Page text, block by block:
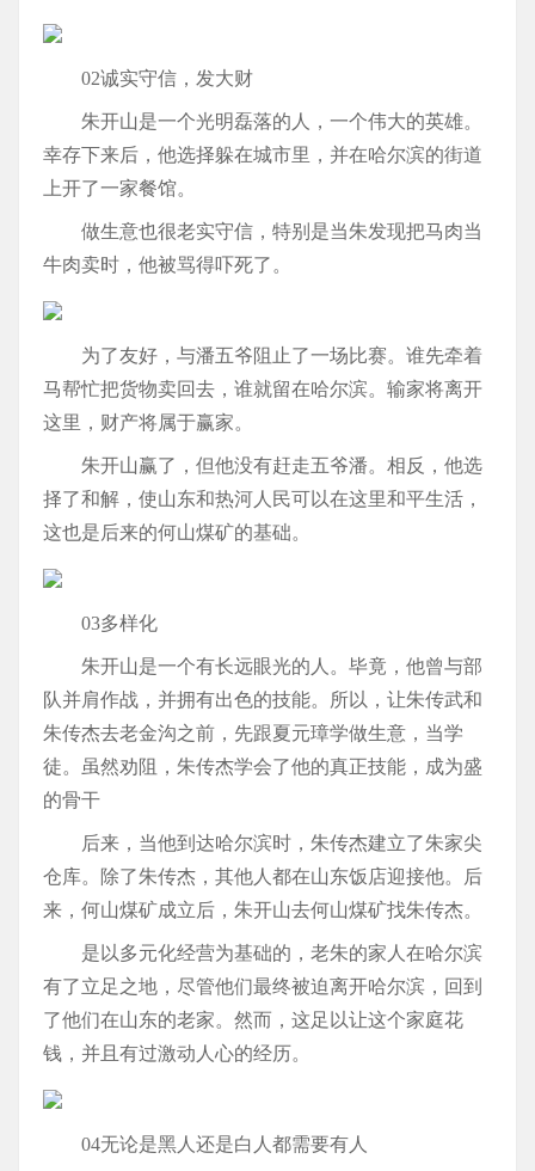
02诚实守信，发大财
朱开山是一个光明磊落的人，一个伟大的英雄。
幸存下来后，他选择躲在城市里，并在哈尔滨的街道
上开了一家餐馆。
做生意也很老实守信，特别是当朱发现把马肉当
牛肉卖时，他被骂得吓死了。
为了友好，与潘五爷阻止了一场比赛。谁先牵着
马帮忙把货物卖回去，谁就留在哈尔滨。输家将离开
这里，财产将属于赢家。
朱开山赢了，但他没有赶走五爷潘。相反，他选
择了和解，使山东和热河人民可以在这里和平生活，
这也是后来的何山煤矿的基础。
03多样化
朱开山是一个有长远眼光的人。毕竟，他曾与部
队并肩作战，并拥有出色的技能。所以，让朱传武和
朱传杰去老金沟之前，先跟夏元璋学做生意，当学
徒。虽然劝阻，朱传杰学会了他的真正技能，成为盛
的骨干
后来，当他到达哈尔滨时，朱传杰建立了朱家尖
仓库。除了朱传杰，其他人都在山东饭店迎接他。后
来，何山煤矿成立后，朱开山去何山煤矿找朱传杰。
是以多元化经营为基础的，老朱的家人在哈尔滨
有了立足之地，尽管他们最终被迫离开哈尔滨，回到
了他们在山东的老家。然而，这足以让这个家庭花
钱，并且有过激动人心的经历。
04无论是黑人还是白人都需要有人